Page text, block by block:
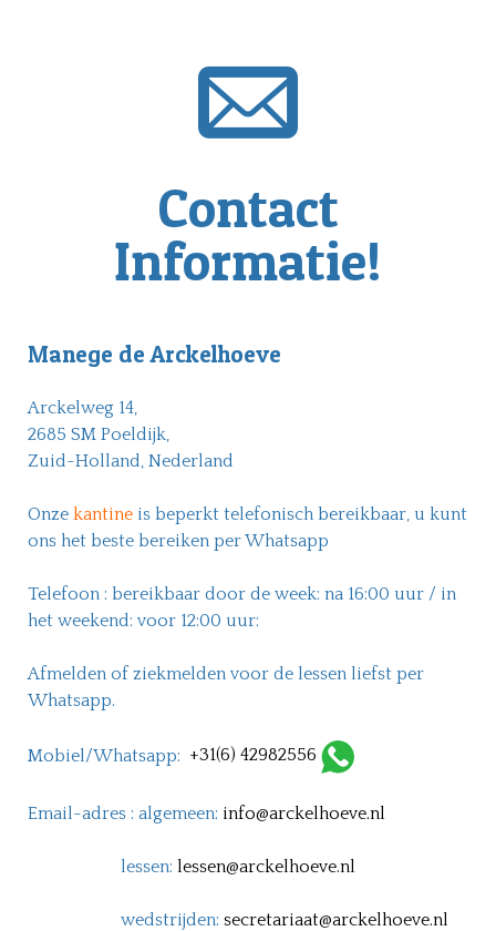
Contact
Informatie!
Manege de Arckelhoeve
Arckelweg 14,
2685 SM Poeldijk,
Zuid-Holland, Nederland
Onze kantine is beperkt telefonisch bereikbaar, u kunt
ons het beste bereiken per Whatsapp
Telefoon : bereikbaar door de week: na 16:00 uur / in
het weekend: voor 12:00 uur:
Afmelden of ziekmelden voor de lessen liefst per
Whatsapp.
Mobiel/Whatsapp: +31(6) 42982556
Email-adres : algemeen: info@arckelhoeve.nl
lessen: lessen@arckelhoeve.nl
wedstrijden: secretariaat@arckelhoeve.nl